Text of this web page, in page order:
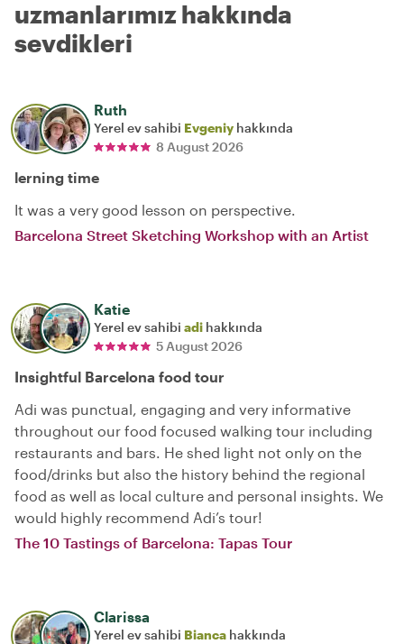
uzmanlarımız hakkında
sevdikleri
Ruth
Yerel ev sahibi Evgeniy hakkında
8 August 2026
lerning time
It was a very good lesson on perspective.
Barcelona Street Sketching Workshop with an Artist
Katie
Yerel ev sahibi adi hakkında
5 August 2026
Insightful Barcelona food tour
Adi was punctual, engaging and very informative
throughout our food focused walking tour including
restaurants and bars. He shed light not only on the
food/drinks but also the history behind the regional
food as well as local culture and personal insights. We
would highly recommend Adi’s tour!
The 10 Tastings of Barcelona: Tapas Tour
Clarissa
Yerel ev sahibi Bianca hakkında